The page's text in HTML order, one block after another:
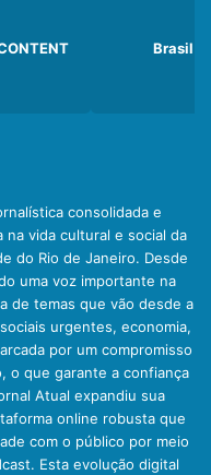
Brasil
consolidada e
vida cultural e social da
do Rio de Janeiro. Desde
uma voz importante na
de temas que vão desde a
urgentes, economia,
por um compromisso
o que garante a confiança
Atual expandiu sua
online robusta que
com o público por meio
Esta evolução digital